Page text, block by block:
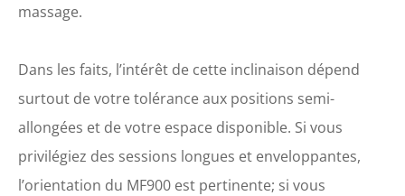
massage.
Dans les faits, l’intérêt de cette inclinaison dépend
surtout de votre tolérance aux positions semi-
allongées et de votre espace disponible. Si vous
privilégiez des sessions longues et enveloppantes,
l’orientation du MF900 est pertinente; si vous